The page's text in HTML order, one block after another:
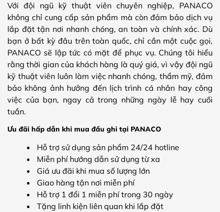
Với đội ngũ kỹ thuật viên chuyên nghiệp, PANACO
không chỉ cung cấp sản phẩm mà còn đảm bảo dịch vụ
lắp đặt tận nơi nhanh chóng, an toàn và chính xác. Dù
bạn ở bất kỳ đâu trên toàn quốc, chỉ cần một cuộc gọi,
PANACO sẽ lập tức có mặt để phục vụ. Chúng tôi hiểu
rằng thời gian của khách hàng là quý giá, vì vậy đội ngũ
kỹ thuật viên luôn làm việc nhanh chóng, thẩm mỹ, đảm
bảo không ảnh hưởng đến lịch trình cá nhân hay công
việc của bạn, ngay cả trong những ngày lễ hay cuối
tuần.
Ưu đãi hấp dẫn khi mua đầu ghi tại PANACO
Hỗ trợ sử dụng sản phẩm 24/24 hotline
Miễn phí hướng dẫn sử dụng từ xa
Giá ưu đãi khi mua số lượng lớn
Giao hàng tận nơi miễn phí
Hỗ trợ 1 đổi 1 miễn phí trong 30 ngày
Tặng linh kiện liên quan khi lắp đặt